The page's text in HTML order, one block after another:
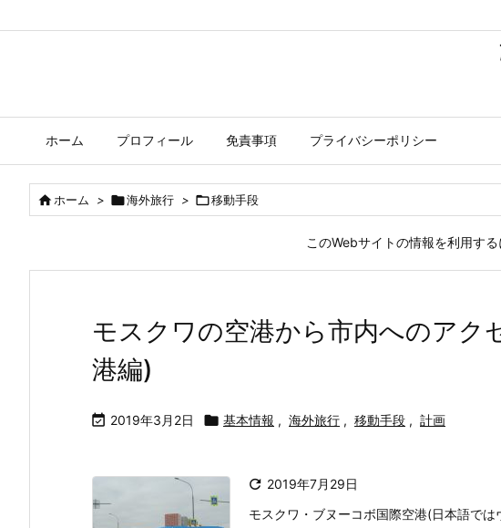
ホーム プロフィール 免責事項 プライバシーポリシー
ホーム > 海外旅行 > 移動手段
このWebサイトの情報を利用する
モスクワの空港から市内へのアク
港編)
 2019年3月2日  基本情報 , 海外旅行 , 移動手段 , 計画
 2019年7月29日
モスクワ・ブヌーコボ国際空港(日本語で